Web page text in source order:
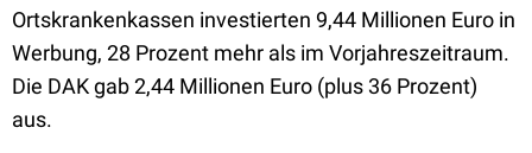
Ortskrankenkassen investierten 9,44 Millionen Euro in
Werbung, 28 Prozent mehr als im Vorjahreszeitraum.
Die DAK gab 2,44 Millionen Euro (plus 36 Prozent)
aus.